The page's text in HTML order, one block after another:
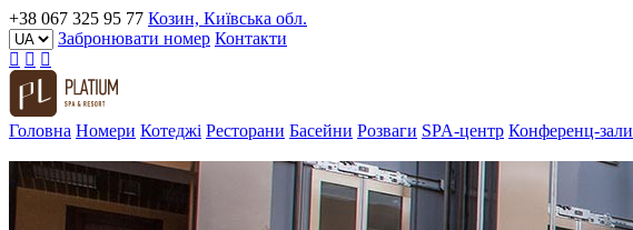
+38 067 325 95 77 Козин, Київська обл.
Забронювати номер Контакти
Головна Номери Котеджі Ресторани Басейни Розваги SPA-центр Конференц-зали